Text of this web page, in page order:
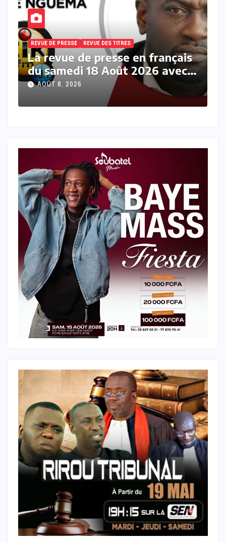
REVUE DE PRESSE REVUE DES TITRES
La revue des titres en français
du samedi 08 Août 2026 avec
Fabrice Nguema
AOÛT 8, 2026